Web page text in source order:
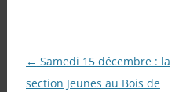
Navigation
des
← Samedi 15 décembre : la
section Jeunes au Bois de